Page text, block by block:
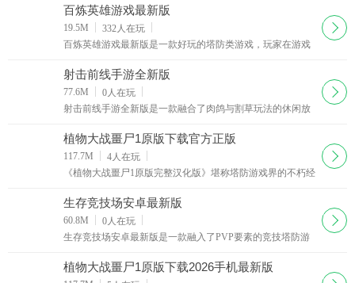
蚁军团的首领，在游戏中你需要组建军队征服异邦
百炼英雄游戏最新版
19.5M 332 人在玩
百炼英雄游戏最新版是一款好玩的塔防类游戏，玩家在游戏
以自由探索养成，下面西西小编为大家提供百炼英雄
下载
射击前线手游全新版
77.6M 0 人在玩
射击前线手游全新版是一款融合了肉鸽与割草玩法的休闲放
抵御敌人的进攻，包含魔法师，弓箭手，火枪手，将
下载
植物大战畺尸1原版下载官方正版
117.7M 4 人在玩
《植物大战畺尸1原版完整汉化版》堪称塔防游戏界的不朽经
童年回忆与休闲佳作。游戏以充满童趣的奇幻设定展
下载
生存竞技场安卓最新版
60.8M 0 人在玩
生存竞技场安卓最新版是一款融入了PVP要素的竞技塔防游
来精彩的实时对抗体验。玩家需要使用能量召唤像素小
下载
植物大战畺尸1原版下载2026手机最新版